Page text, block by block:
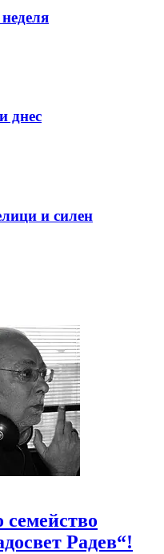
днес
и силен
Радев“!